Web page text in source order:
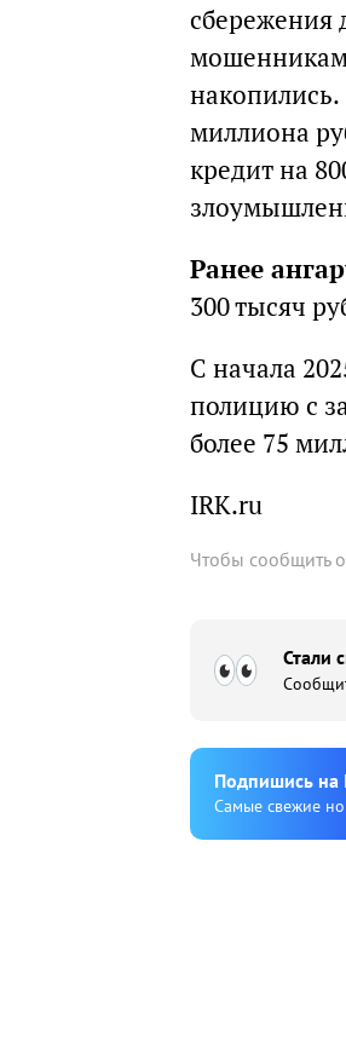
сбережения
миллиона
кредит на
Ранее
300 тысяч
С начала
полицию с
более 75
IRK.ru
Чтобы сообщить
Стали
Подпишиcь на
Cамые свежие